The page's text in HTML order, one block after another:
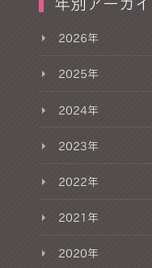
2026年
2025年
2024年
2023年
2022年
2021年
2020年